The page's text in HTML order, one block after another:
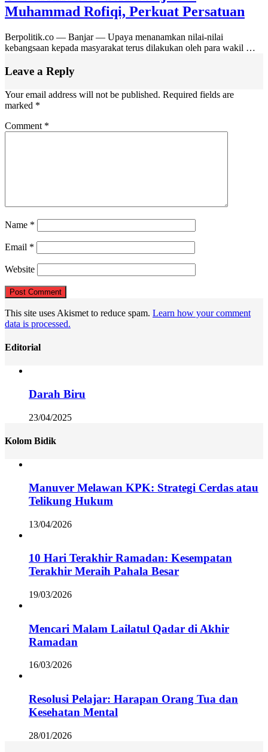
Muhammad Rofiqi, Perkuat Persatuan
Berpolitik.co — Banjar — Upaya menanamkan nilai-nilai
kebangsaan kepada masyarakat terus dilakukan oleh para wakil …
Leave a Reply
Your email address will not be published. Required fields are
marked *
Comment *
Name *
Email *
Website
This site uses Akismet to reduce spam. Learn how your comment
data is processed.
Editorial
Darah Biru
23/04/2025
Kolom Bidik
Manuver Melawan KPK: Strategi Cerdas atau
Telikung Hukum
13/04/2026
10 Hari Terakhir Ramadan: Kesempatan
Terakhir Meraih Pahala Besar
19/03/2026
Mencari Malam Lailatul Qadar di Akhir
Ramadan
16/03/2026
Resolusi Pelajar: Harapan Orang Tua dan
Kesehatan Mental
28/01/2026